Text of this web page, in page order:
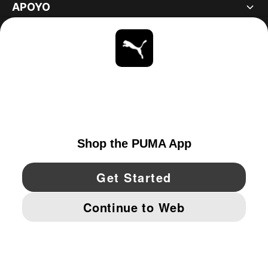
APOYO
YouTube Twitter Pinterest
IMPRINT AND LEGAL DATA